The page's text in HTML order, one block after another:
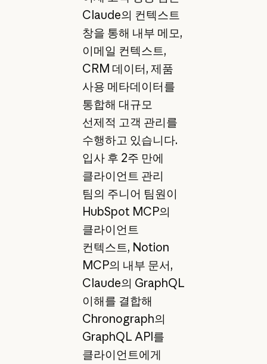
Claude의 컨텍스트
창을 통해 내부 메모,
이메일 컨텍스트,
CRM 데이터, 제품
사용 메타데이터를
통합해 대규모
선제적 고객 관리를
수행하고 있습니다.
입사 후 2주 만에
클라이언트 관리
팀의 주니어 팀원이
HubSpot MCP의
클라이언트
컨텍스트, Notion
MCP의 내부 문서,
Claude의 GraphQL
이해를 결합해
Chronograph의
GraphQL API를
클라이언트에게